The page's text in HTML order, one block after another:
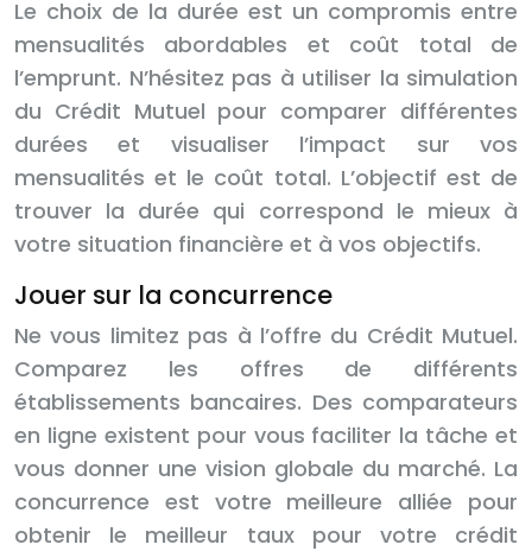
Le choix de la durée est un compromis entre
mensualités abordables et coût total de
l’emprunt. N’hésitez pas à utiliser la simulation
du Crédit Mutuel pour comparer différentes
durées et visualiser l’impact sur vos
mensualités et le coût total. L’objectif est de
trouver la durée qui correspond le mieux à
votre situation financière et à vos objectifs.
Jouer sur la concurrence
Ne vous limitez pas à l’offre du Crédit Mutuel.
Comparez les offres de différents
établissements bancaires. Des comparateurs
en ligne existent pour vous faciliter la tâche et
vous donner une vision globale du marché. La
concurrence est votre meilleure alliée pour
obtenir le meilleur taux pour votre crédit